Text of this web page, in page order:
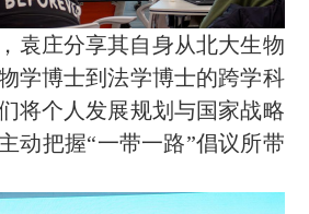
袁庄分享其自身从北大生物
学博士到法学博士的跨学科
将个人发展规划与国家战略
动把握“一带一路”倡议所带